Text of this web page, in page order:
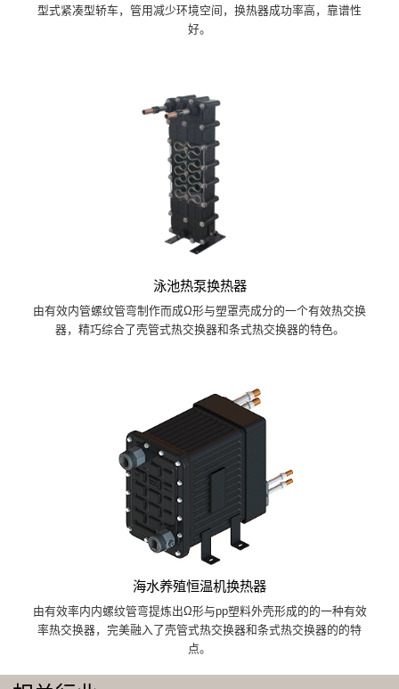
型式紧凑型轿车，管用减少环境空间，换热器成功率高，靠谱性
好。
泳池热泵换热器
由有效内管螺纹管弯制作而成Ω形与塑罩壳成分的一个有效热交换
器，精巧综合了壳管式热交换器和条式热交换器的特色。
海水养殖恒温机换热器
由有效率内内螺纹管弯提炼出Ω形与pp塑料外壳形成的的一种有效
率热交换器，完美融入了壳管式热交换器和条式热交换器的的特
点。